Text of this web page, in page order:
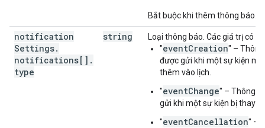
Bắt buộc khi thêm thông báo.
notification
Settings.
notifications[] .
type
string
Loại thông báo. Các giá trị có
"eventCreation" –
được gửi khi một sự kiện
thêm vào lịch.
"eventChange" – Thông
gửi khi một sự kiện bị thay
"eventCancellation" –